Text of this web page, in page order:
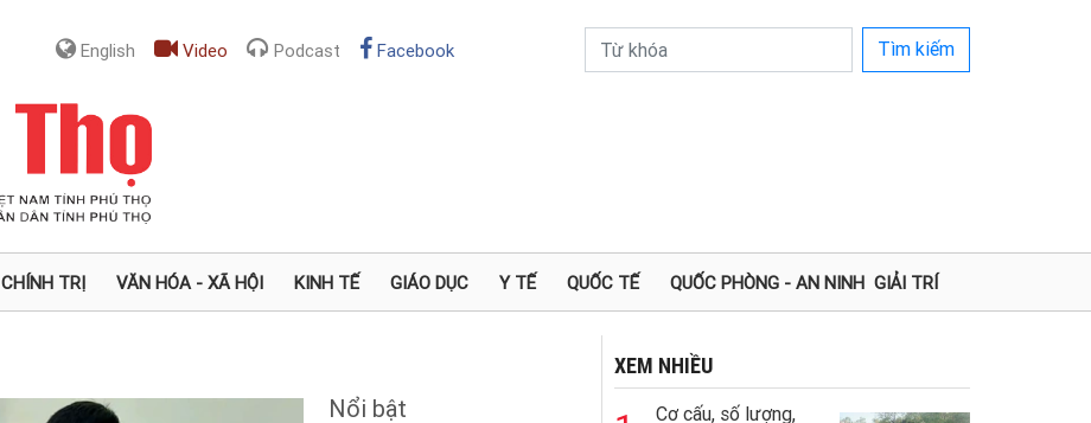
English Video Podcast Facebook Tìm kiếm
CHÍNH TRỊ VĂN HÓA - XÃ HỘI KINH TẾ GIÁO DỤC Y TẾ QUỐC TẾ QUỐC PHÒNG - AN NINH GIẢI TRÍ
Nổi bật
XEM NHIỀU
Cơ cấu, số lượng,